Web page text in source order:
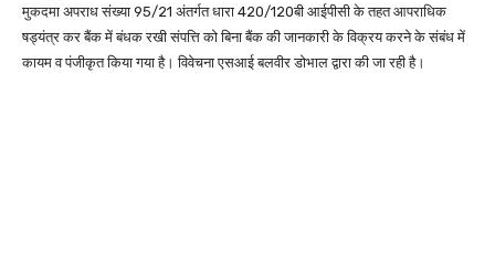
मुकदमा अपराध संख्या 95/21 अंतर्गत धारा 420/120बी आईपीसी के तहत आपराधिक
षड्यंत्र कर बैंक में बंधक रखी संपत्ति को बिना बैंक की जानकारी के विक्रय करने के संबंध में
कायम व पंजीकृत किया गया है। विवेचना एसआई बलवीर डोभाल द्वारा की जा रही है।